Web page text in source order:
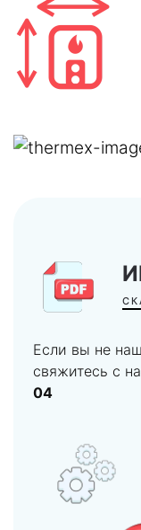
Если вы не
свяжитесь с
04